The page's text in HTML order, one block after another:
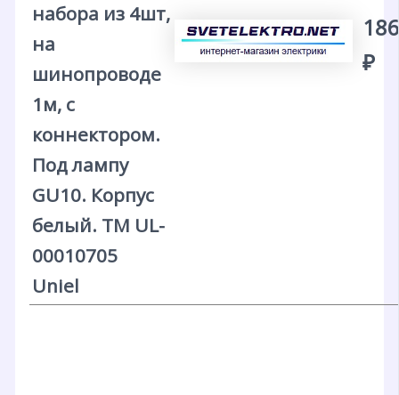
набора из 4шт,
на
шинопроводе
1м, с
коннектором.
Под лампу
GU10. Корпус
белый. ТМ UL-
00010705
Uniel
₽